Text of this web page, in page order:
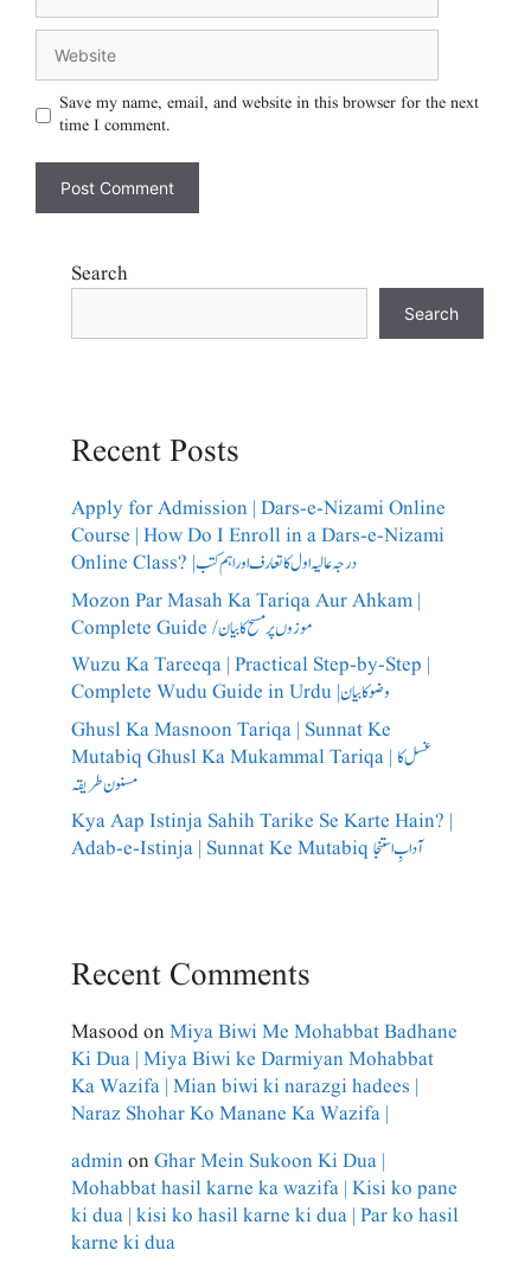
Save my name, email, and website in this browser for the next
time I comment.
Search
Search
Recent Posts
Apply for Admission | Dars-e-Nizami Online
Course | How Do I Enroll in a Dars-e-Nizami
Online Class? |درجہ عالیہ اول کا تعارف اور اہم کتب
Mozon Par Masah Ka Tariqa Aur Ahkam |
Complete Guide /​موزوں پر مسح کا بیان
Wuzu Ka Tareeqa | Practical Step-by-Step |
Complete Wudu Guide in Urdu |وضو کا بیان
Ghusl Ka Masnoon Tariqa | Sunnat Ke
Mutabiq Ghusl Ka Mukammal Tariqa | غسل کا
مسنون طریقہ
Kya Aap Istinja Sahih Tarike Se Karte Hain? |
Adab-e-Istinja | Sunnat Ke Mutabiq آدابِ استنجا
Recent Comments
MasoodonMiya Biwi Me Mohabbat Badhane
Ki Dua | Miya Biwi ke Darmiyan Mohabbat
Ka Wazifa | Mian biwi ki narazgi hadees |
Naraz Shohar Ko Manane Ka Wazifa |
adminonGhar Mein Sukoon Ki Dua |
Mohabbat hasil karne ka wazifa | Kisi ko pane
ki dua | kisi ko hasil karne ki dua | Par ko hasil
karne ki dua